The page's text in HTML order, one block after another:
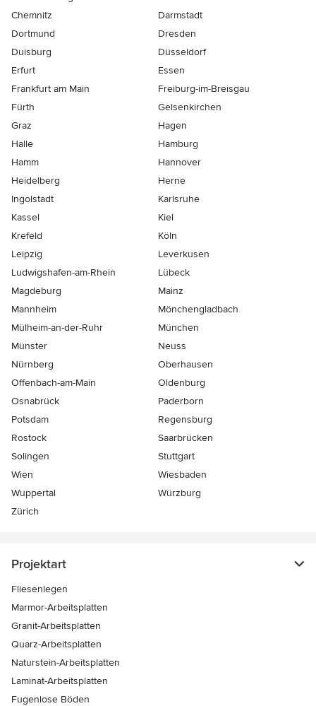
Chemnitz
Darmstadt
Dortmund
Dresden
Duisburg
Düsseldorf
Erfurt
Essen
Frankfurt am Main
Freiburg-im-Breisgau
Fürth
Gelsenkirchen
Graz
Hagen
Halle
Hamburg
Hamm
Hannover
Heidelberg
Herne
Ingolstadt
Karlsruhe
Kassel
Kiel
Krefeld
Köln
Leipzig
Leverkusen
Ludwigshafen-am-Rhein
Lübeck
Magdeburg
Mainz
Mannheim
Mönchen­gladbach
Mülheim-an-der-Ruhr
München
Münster
Neuss
Nürnberg
Oberhausen
Offenbach-am-Main
Oldenburg
Osnabrück
Paderborn
Potsdam
Regensburg
Rostock
Saarbrücken
Solingen
Stuttgart
Wien
Wiesbaden
Wuppertal
Würzburg
Zürich
Projektart
Fliesenlegen
Marmor-Arbeitsplatten
Granit-Arbeitsplatten
Quarz-Arbeitsplatten
Naturstein-Arbeitsplatten
Laminat-Arbeitsplatten
Fugenlose Böden